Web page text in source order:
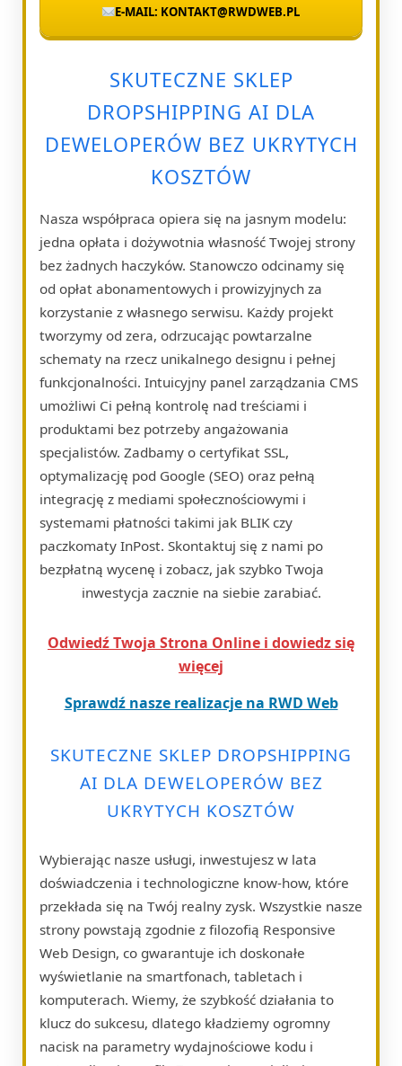
E-MAIL: KONTAKT@RWDWEB.PL
SKUTECZNE SKLEP
DROPSHIPPING AI DLA
DEWELOPERÓW BEZ UKRYTYCH
KOSZTÓW
Nasza współpraca opiera się na jasnym modelu:
jedna opłata i dożywotnia własność Twojej strony
bez żadnych haczyków. Stanowczo odcinamy się
od opłat abonamentowych i prowizyjnych za
korzystanie z własnego serwisu. Każdy projekt
tworzymy od zera, odrzucając powtarzalne
schematy na rzecz unikalnego designu i pełnej
funkcjonalności. Intuicyjny panel zarządzania CMS
umożliwi Ci pełną kontrolę nad treściami i
produktami bez potrzeby angażowania
specjalistów. Zadbamy o certyfikat SSL,
optymalizację pod Google (SEO) oraz pełną
integrację z mediami społecznościowymi i
systemami płatności takimi jak BLIK czy
paczkomaty InPost. Skontaktuj się z nami po
bezpłatną wycenę i zobacz, jak szybko Twoja
inwestycja zacznie na siebie zarabiać.
Odwiedź Twoja Strona Online i dowiedz się
więcej
Sprawdź nasze realizacje na RWD Web
SKUTECZNE SKLEP DROPSHIPPING
AI DLA DEWELOPERÓW BEZ
UKRYTYCH KOSZTÓW
Wybierając nasze usługi, inwestujesz w lata
doświadczenia i technologiczne know-how, które
przekłada się na Twój realny zysk. Wszystkie nasze
strony powstają zgodnie z filozofią Responsive
Web Design, co gwarantuje ich doskonałe
wyświetlanie na smartfonach, tabletach i
komputerach. Wiemy, że szybkość działania to
klucz do sukcesu, dlatego kładziemy ogromny
nacisk na parametry wydajnościowe kodu i